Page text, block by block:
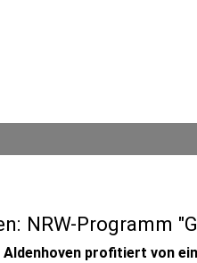
NRW-Programm
Aldenhoven profitiert von